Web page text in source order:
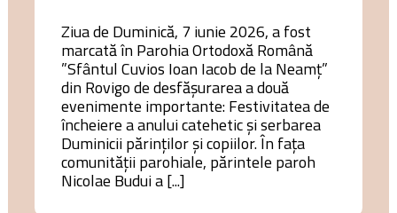
Ziua de Duminică, 7 iunie 2026, a fost
marcată în Parohia Ortodoxă Română
”Sfântul Cuvios Ioan Iacob de la Neamț”
din Rovigo de desfășurarea a două
evenimente importante: Festivitatea de
încheiere a anului catehetic și serbarea
Duminicii părinților și copiilor. În fața
comunității parohiale, părintele paroh
Nicolae Budui a [...]